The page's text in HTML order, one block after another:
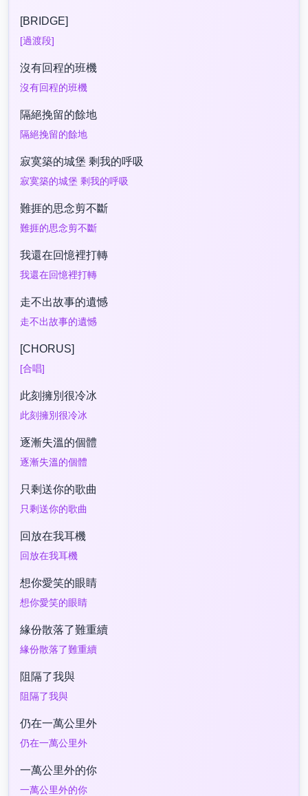
[BRIDGE]
[過渡段]
沒有回程的班機
沒有回程的班機
隔絕挽留的餘地
隔絕挽留的餘地
寂寞築的城堡 剩我的呼吸
寂寞築的城堡 剩我的呼吸
難捱的思念剪不斷
難捱的思念剪不斷
我還在回憶裡打轉
我還在回憶裡打轉
走不出故事的遺憾
走不出故事的遺憾
[CHORUS]
[合唱]
此刻擁別很冷冰
此刻擁別很冷冰
逐漸失溫的個體
逐漸失溫的個體
只剩送你的歌曲
只剩送你的歌曲
回放在我耳機
回放在我耳機
想你愛笑的眼睛
想你愛笑的眼睛
緣份散落了難重續
緣份散落了難重續
阻隔了我與
阻隔了我與
仍在一萬公里外
仍在一萬公里外
一萬公里外的你
一萬公里外的你